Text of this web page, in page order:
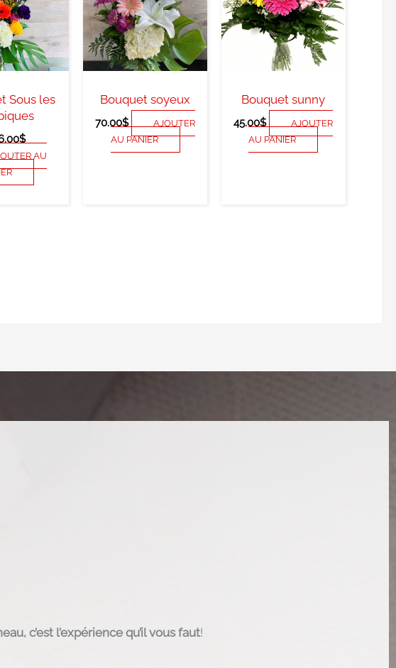
Sous les
$
AU
Bouquet soyeux
70.00$
AJOUTER
AU PANIER
Bouquet sunny
45.00$
AJOUTER
AU PANIER
c’est l’expérience qu’il vous faut!